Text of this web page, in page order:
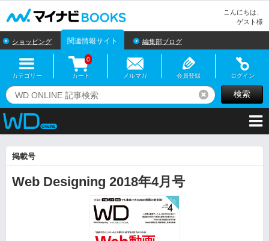
こんにちは、
ゲスト様
ショッピング 関連情報サイト 編集部ブログ
カテゴリー カート
0
メルマガ 会員登録 ログイン
リセット検索
掲載号
Web Designing 2018年4月号